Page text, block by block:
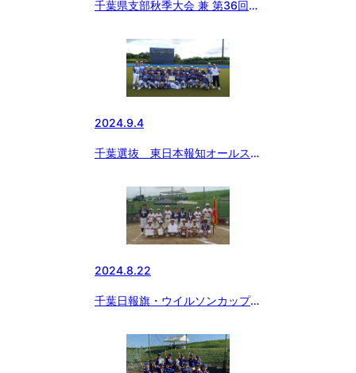
千葉県支部秋季大会 兼 第36回日
松戸中央ボーイズ優勝
2024.9.4
千葉選抜 東日本報知オールスタ
優勝🥈
2024.8.22
千葉日報旗・ウイルソンカップ争
会 小学生の部 流山・東京足立
合同ボーイズ優勝🏆